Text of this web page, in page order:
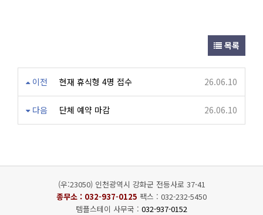
목록
이전 현재 휴식형 4명 접수 26.06.10
다음 단체 예약 마감 26.06.10
(우:23050) 인천광역시 강화군 전등사로 37-41
종무소 : 032-937-0125 팩스 : 032-232-5450
템플스테이 사무국 : 032-937-0152